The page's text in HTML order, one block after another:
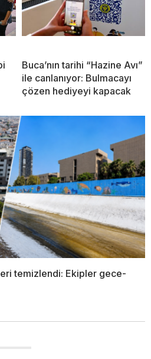
Buca’nın tarihi “Hazine Avı”
ile canlanıyor: Bulmacayı
çözen hediyeyi kapacak
temizlendi: Ekipler gece-